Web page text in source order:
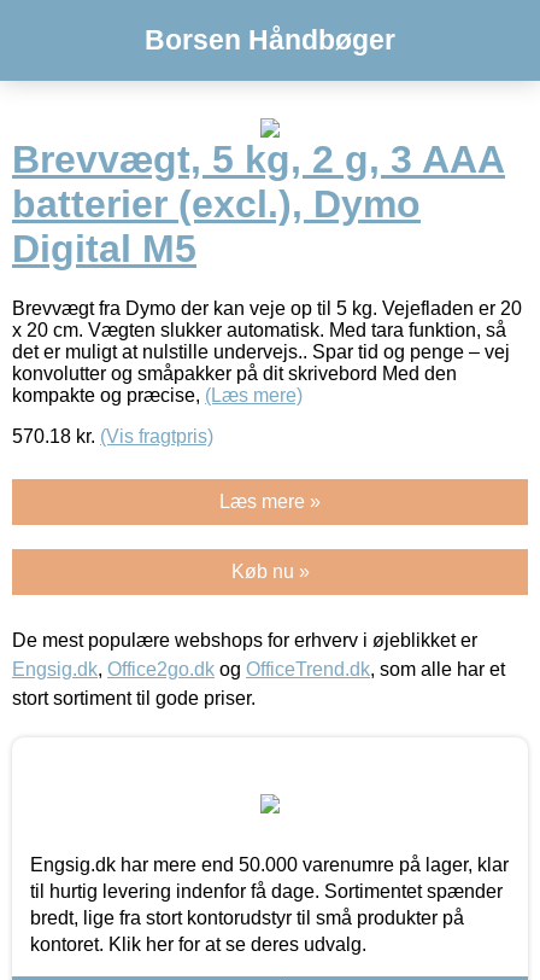
Borsen Håndbøger
Brevvægt, 5 kg, 2 g, 3 AAA
batterier (excl.), Dymo
Digital M5
Brevvægt fra Dymo der kan veje op til 5 kg. Vejefladen er 20
x 20 cm. Vægten slukker automatisk. Med tara funktion, så
det er muligt at nulstille undervejs.. Spar tid og penge – vej
konvolutter og småpakker på dit skrivebord Med den
kompakte og præcise, (Læs mere)
570.18 kr. (Vis fragtpris)
Læs mere »
Køb nu »
De mest populære webshops for erhverv i øjeblikket er
Engsig.dk, Office2go.dk og OfficeTrend.dk, som alle har et
stort sortiment til gode priser.
Engsig.dk har mere end 50.000 varenumre på lager, klar
til hurtig levering indenfor få dage. Sortimentet spænder
bredt, lige fra stort kontorudstyr til små produkter på
kontoret. Klik her for at se deres udvalg.